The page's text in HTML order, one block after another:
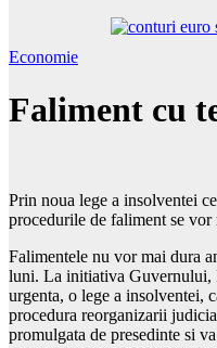
Economie
Faliment cu
Prin noua lege a insolventei
procedurile de faliment se
Falimentele nu vor mai dura
luni. La initiativa Guvernului,
urgenta, o lege a insolventei,
procedura reorganizarii
promulgata de presedinte si